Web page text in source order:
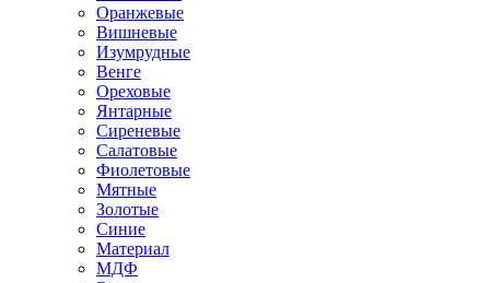
Оранжевые
Вишневые
Изумрудные
Венге
Ореховые
Янтарные
Сиреневые
Салатовые
Фиолетовые
Мятные
Золотые
Синие
Материал
МДФ